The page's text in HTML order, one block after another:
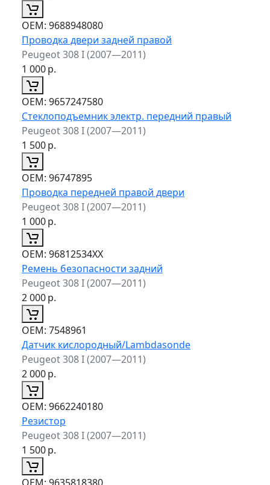
ОЕМ: 9688948080
Проводка двери задней правой
Peugeot 308 I (2007—2011)
1 000р.
ОЕМ: 9657247580
Стеклоподъемник электр. передний правый
Peugeot 308 I (2007—2011)
1 500р.
ОЕМ: 96747895
Проводка передней правой двери
Peugeot 308 I (2007—2011)
1 000р.
ОЕМ: 96812534XX
Ремень безопасности задний
Peugeot 308 I (2007—2011)
2 000р.
ОЕМ: 7548961
Датчик кислородный/Lambdasonde
Peugeot 308 I (2007—2011)
2 000р.
ОЕМ: 9662240180
Резистор
Peugeot 308 I (2007—2011)
1 500р.